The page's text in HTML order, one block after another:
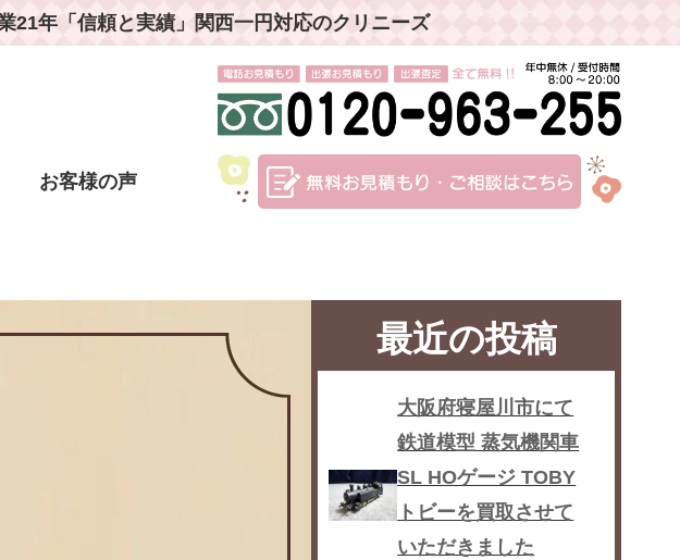
21年「信頼と実績」関西一円対応のクリニーズ
お客様の声
最近の投稿
大阪府寝屋川市にて
鉄道模型 蒸気機関車
SL HOゲージ TOBY
トビーを買取させて
いただきました